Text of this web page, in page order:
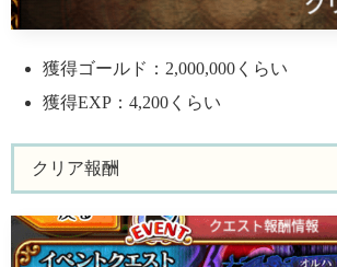
獲得ゴールド：2,000,000くらい
獲得EXP：4,200くらい
クリア報酬